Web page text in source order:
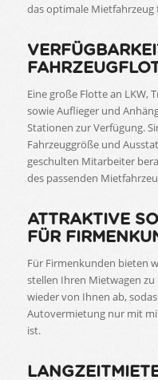
das optimale Mietfahrzeug
Eine große Flotte an LKW,
sowie Auflieger und
Stationen zur Verfügung.
Fahrzeuggröße und
geschulten Mitarbeiter
des passenden
ATTRAKTIVE
FÜR
Für Firmenkunden bieten
stellen Ihren Mietwagen
wieder von Ihnen ab,
Autovermietung nur mit
ist.